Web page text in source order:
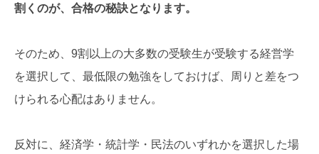
割くのが、合格の秘訣となります。
そのため、9割以上の大多数の受験生が受験する経営学
を選択して、最低限の勉強をしておけば、周りと差をつ
けられる心配はありません。
反対に、経済学・統計学・民法のいずれかを選択した場